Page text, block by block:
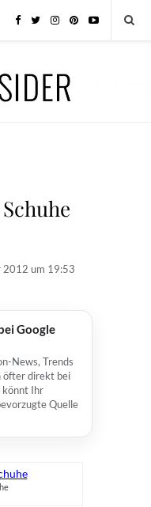
2012 um 19:53
Google
News, Trends
öfter direkt bei
könnt Ihr
Quelle